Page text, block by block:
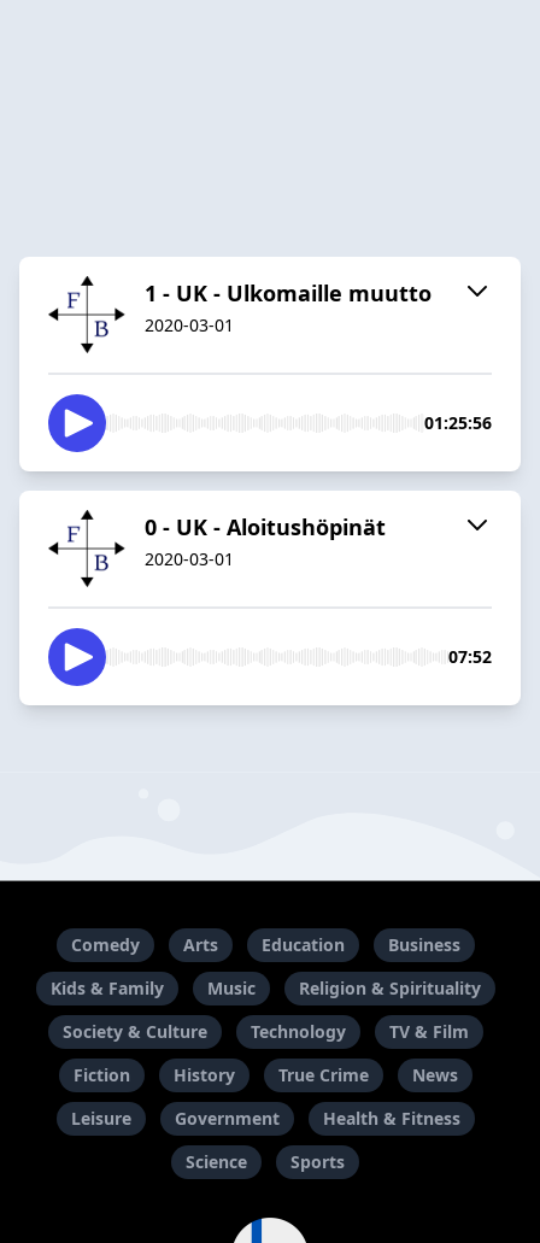
1 - UK - Ulkomaille muutto
2020-03-01
01:25:56
0 - UK - Aloitushöpinät
2020-03-01
07:52
Comedy Arts Education
Business
Kids & Family
Music
Religion & Spirituality
Society & Culture
Technology
TV & Film
Fiction
History True Crime
News
Leisure
Government
Health & Fitness
Science
Sports